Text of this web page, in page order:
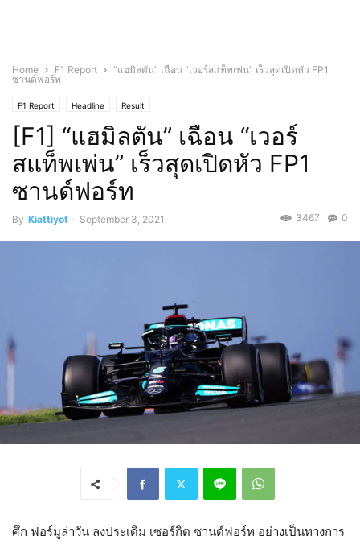
Home F1 Report
“แฮมิลตัน” เฉือน “เวอร์สแท็พเพ่น” เร็วสุดเปิดหัว FP1
ซานด์ฟอร์ท
F1 Report Headline Result
[F1] “แฮมิลตัน” เฉือน “เวอร์
สแท็พเพ่น” เร็วสุดเปิดหัว FP1
ซานด์ฟอร์ท
By Kiattiyot - September 3, 2021 0
3467
ศึก ฟอร์มูล่าวัน ลงประเดิม เซอร์กิต ซานด์ฟอร์ท อย่างเป็นทางการ